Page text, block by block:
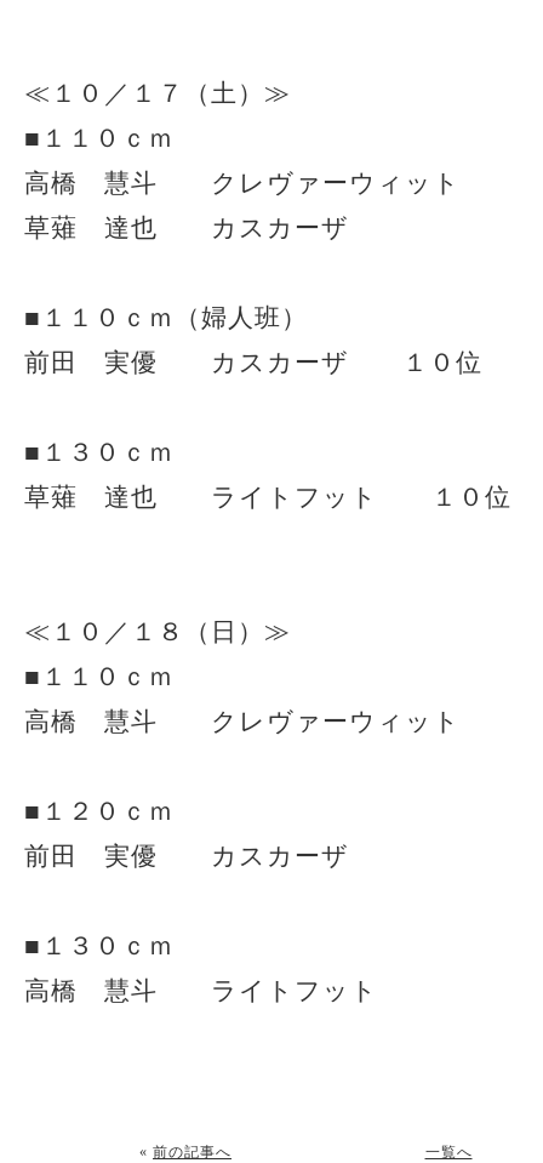
≪１０／１７（土）≫
■１１０ｃｍ
高橋 慧斗 クレヴァーウィット
草薙 達也 カスカーザ
■１１０ｃｍ（婦人班）
前田 実優 カスカーザ １０位
■１３０ｃｍ
草薙 達也 ライトフット １０位
≪１０／１８（日）≫
■１１０ｃｍ
高橋 慧斗 クレヴァーウィット
■１２０ｃｍ
前田 実優 カスカーザ
■１３０ｃｍ
高橋 慧斗 ライトフット
« 前の記事へ 一覧へ